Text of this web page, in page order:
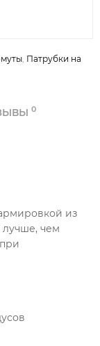
Патрубки на
0
из
лучше, чем